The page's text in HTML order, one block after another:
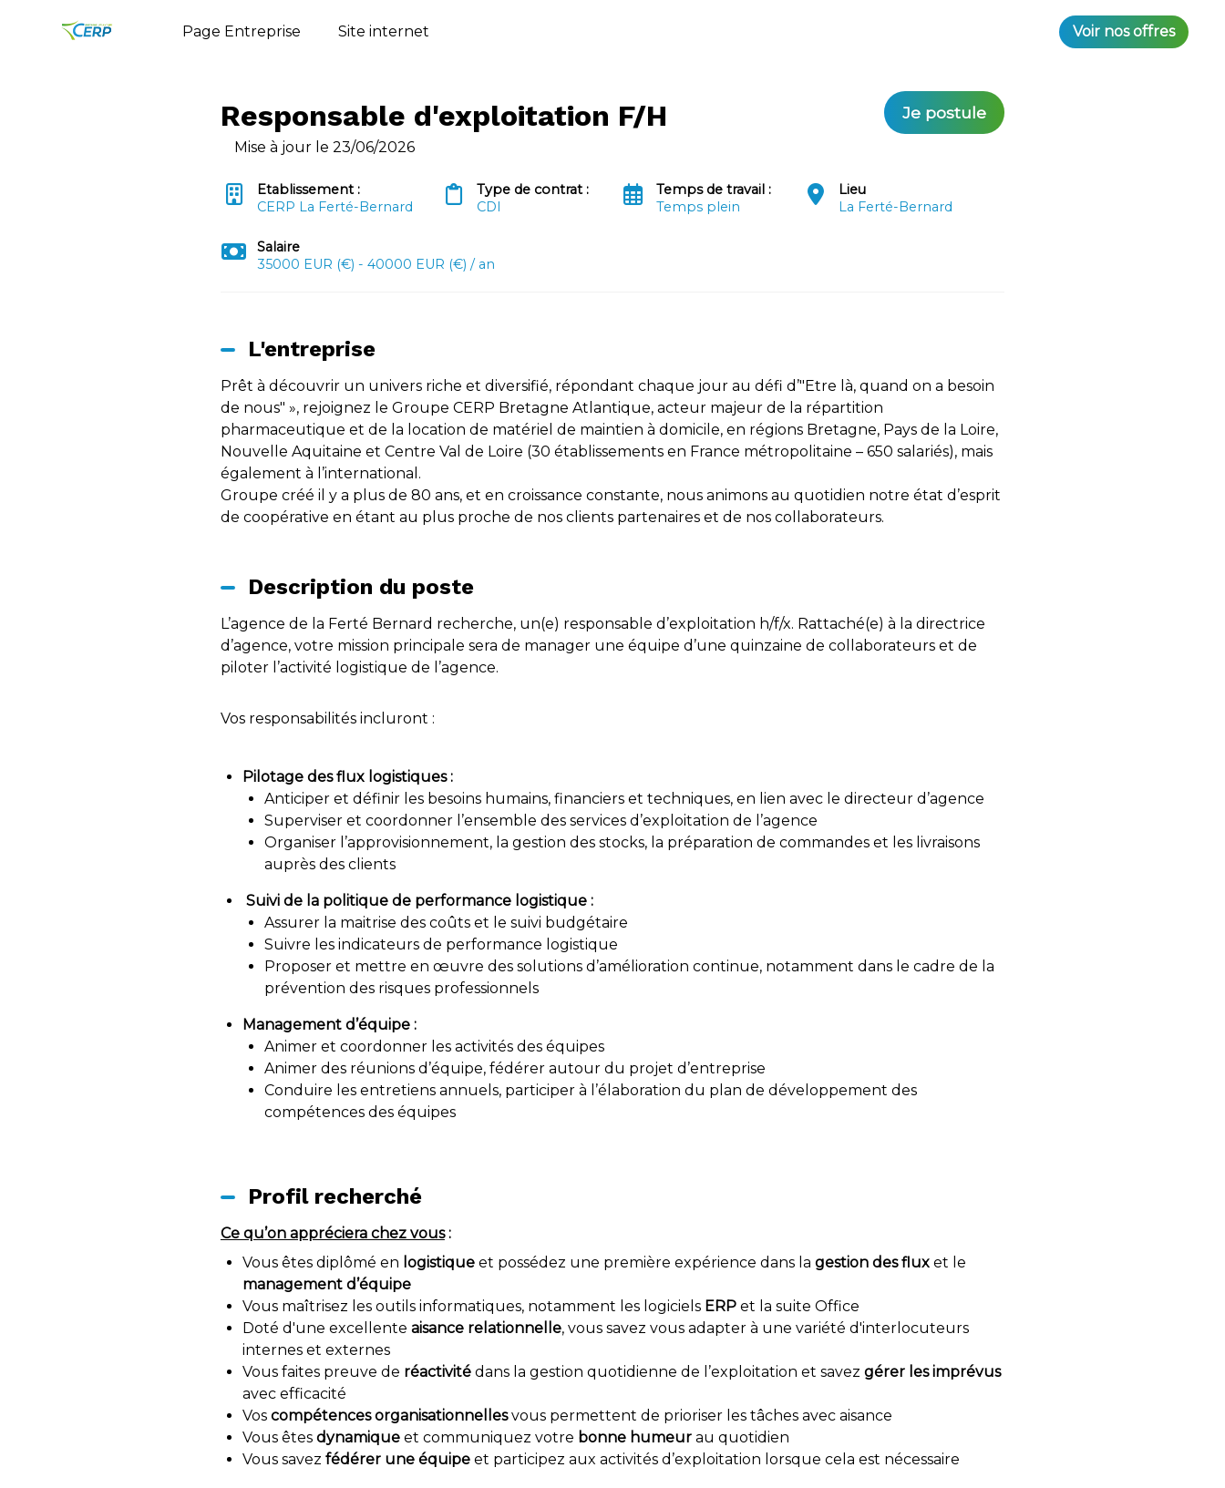
Page Entreprise Site internet Voir nos offres
Responsable d'exploitation F/H Je postule
Mise à jour le 23/06/2026
Etablissement :
CERP La Ferté-Bernard
Type de contrat :
CDI
Temps de travail :
Temps plein
Lieu
La Ferté-Bernard
Salaire
35000 EUR (€) - 40000 EUR (€) / an
L'entreprise
Prêt à découvrir un univers riche et diversifié, répondant chaque jour au défi d’"Etre là, quand on a besoin
de nous" », rejoignez le Groupe CERP Bretagne Atlantique, acteur majeur de la répartition
pharmaceutique et de la location de matériel de maintien à domicile, en régions Bretagne, Pays de la Loire,
Nouvelle Aquitaine et Centre Val de Loire (30 établissements en France métropolitaine – 650 salariés), mais
également à l’international.
Groupe créé il y a plus de 80 ans, et en croissance constante, nous animons au quotidien notre état d’esprit
de coopérative en étant au plus proche de nos clients partenaires et de nos collaborateurs.
Description du poste
L’agence de la Ferté Bernard recherche, un(e) responsable d’exploitation h/f/x. Rattaché(e) à la directrice
d’agence, votre mission principale sera de manager une équipe d’une quinzaine de collaborateurs et de
piloter l’activité logistique de l’agence.
Vos responsabilités incluront :
Pilotage des flux logistiques :
Anticiper et définir les besoins humains, financiers et techniques, en lien avec le directeur d’agence
Superviser et coordonner l’ensemble des services d’exploitation de l’agence
Organiser l’approvisionnement, la gestion des stocks, la préparation de commandes et les livraisons
auprès des clients
Suivi de la politique de performance logistique :
Assurer la maitrise des coûts et le suivi budgétaire
Suivre les indicateurs de performance logistique
Proposer et mettre en œuvre des solutions d’amélioration continue, notamment dans le cadre de la
prévention des risques professionnels
Management d’équipe :
Animer et coordonner les activités des équipes
Animer des réunions d’équipe, fédérer autour du projet d’entreprise
Conduire les entretiens annuels, participer à l’élaboration du plan de développement des
compétences des équipes
Profil recherché
Ce qu’on appréciera chez vous:
Vous êtes diplômé en logistique et possédez une première expérience dans la gestion des fluxet le
management d’équipe
Vous maîtrisez les outils informatiques, notamment les logiciels ERP et la suite Office
Doté d'une excellente aisance relationnelle, vous savez vous adapter à une variété d'interlocuteurs
internes et externes
Vous faites preuve de réactivité dans la gestion quotidienne de l’exploitation et savez gérer les imprévus
avec efficacité
Vos compétences organisationnellesvous permettent de prioriser les tâches avec aisance
Vous êtes dynamique et communiquez votre bonne humeurau quotidien
Vous savez fédérer une équipe et participez aux activités d’exploitation lorsque cela est nécessaire